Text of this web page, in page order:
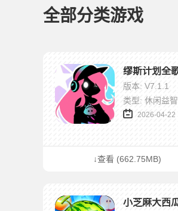
全部分类游戏
版本: V7.1.1
类型: 休闲益智
2026-04-22
↓查看 (662.75MB)